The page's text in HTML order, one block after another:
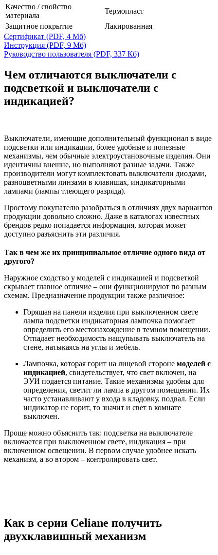
Качество / свойство
материала
Термопласт
Защитное покрытие
Лакированная
Сертификат (PDF, 4 Мб)
Инструкция (PDF, 9 Мб)
Руководство пользователя (PDF, 337 Кб)
Чем отличаются выключатели с
подсветкой и выключатели с
индикацией?
Выключатели, имеющие дополнительный функционал в виде
подсветки или индикации, более удобные и полезные
механизмы, чем обычные электроустановочные изделия. Они
идентичны внешне, но выполняют разные задачи. Также
производители могут комплектовать выключатели диодами,
разноцветными линзами в клавишах, индикаторными
лампами (лампы тлеющего разряда).
Простому покупателю разобраться в отличиях двух вариантов
продукции довольно сложно. Даже в каталогах известных
брендов редко попадается информация, которая может
доступно разъяснить эти различия.
Так в чем же их принципиальное отличие одного вида от
другого?
Наружное сходство у моделей с индикацией и подсветкой
скрывает главное отличие – они функционируют по разным
схемам. Предназначение продукции также различное:
Горящая на панели изделия при выключенном свете
лампа подсветки индикаторная лампочка помогает
определить его местонахождение в темном помещении.
Отпадает необходимость нащупывать выключатель на
стене, натыкаясь на углы и мебель.
Лампочка, которая горит на лицевой стороне моделей с
индикацией, свидетельствует, что свет включен, на
ЭУИ подается питание. Такие механизмы удобны для
определения, светит ли лампа в другом помещении. Их
часто устанавливают у входа в кладовку, подвал. Если
индикатор не горит, то значит и свет в комнате
выключен.
Проще можно объяснить так: подсветка на выключателе
включается при выключенном свете, индикация – при
включенном освещении. В первом случае удобнее искать
механизм, а во втором – контролировать свет.
Как в серии Celiane получить
двухклавишный механизм